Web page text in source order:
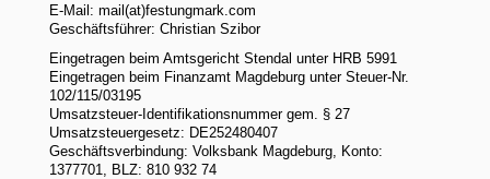
E-Mail: mail(at)festungmark.com
Geschäftsführer: Christian Szibor
Eingetragen beim Amtsgericht Stendal unter HRB 5991
Eingetragen beim Finanzamt Magdeburg unter Steuer-Nr.
102/115/03195
Umsatzsteuer-Identifikationsnummer gem. § 27
Umsatzsteuergesetz: DE252480407
Geschäftsverbindung: Volksbank Magdeburg, Konto:
1377701, BLZ: 810 932 74